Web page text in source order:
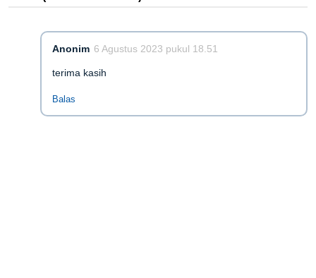
Anonim 6 Agustus 2023 pukul 18.51
terima kasih
Balas